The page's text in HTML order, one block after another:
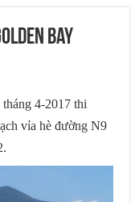
Bay
tháng 4-2017 thi
vỉa hè đường N9